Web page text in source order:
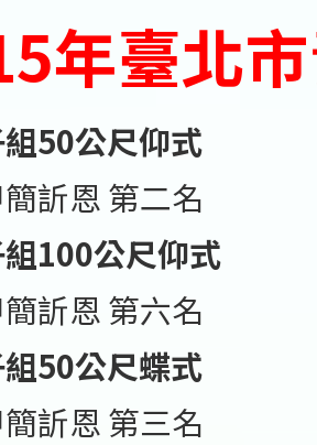
年臺北
50公尺仰式
訢恩 第二名
組100公尺仰式
訢恩 第六名
50公尺蝶式
訢恩 第三名